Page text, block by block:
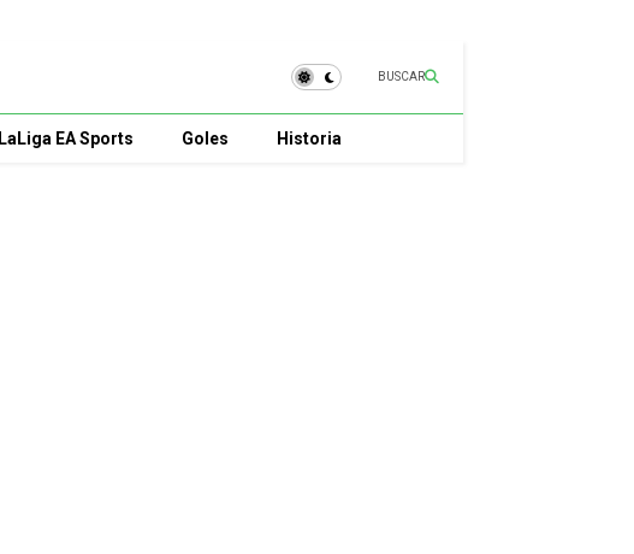
BUSCAR
LaLiga EA Sports Goles Historia